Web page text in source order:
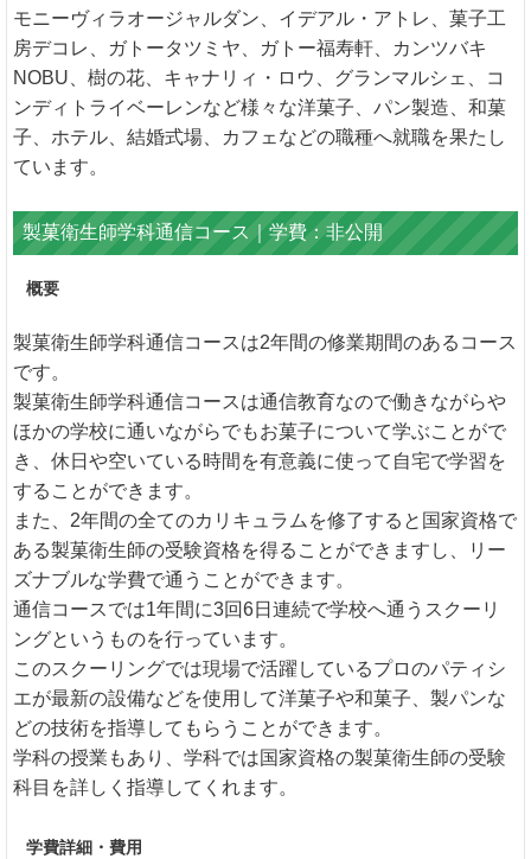
モニーヴィラオージャルダン、イデアル・アトレ、菓子工
房デコレ、ガトータツミヤ、ガトー福寿軒、カンツバキ
NOBU、樹の花、キャナリィ・ロウ、グランマルシェ、コ
ンディトライベーレンなど様々な洋菓子、パン製造、和菓
子、ホテル、結婚式場、カフェなどの職種へ就職を果たし
ています。
製菓衛生師学科通信コース｜学費：非公開
概要
製菓衛生師学科通信コースは2年間の修業期間のあるコース
です。
製菓衛生師学科通信コースは通信教育なので働きながらや
ほかの学校に通いながらでもお菓子について学ぶことがで
き、休日や空いている時間を有意義に使って自宅で学習を
することができます。
また、2年間の全てのカリキュラムを修了すると国家資格で
ある製菓衛生師の受験資格を得ることができますし、リー
ズナブルな学費で通うことができます。
通信コースでは1年間に3回6日連続で学校へ通うスクーリ
ングというものを行っています。
このスクーリングでは現場で活躍しているプロのパティシ
エが最新の設備などを使用して洋菓子や和菓子、製パンな
どの技術を指導してもらうことができます。
学科の授業もあり、学科では国家資格の製菓衛生師の受験
科目を詳しく指導してくれます。
学費詳細・費用